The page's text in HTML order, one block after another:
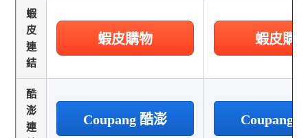
蝦
皮
連
結
蝦皮購物 蝦皮購
酷
澎
連
Coupang 酷澎 Coupang